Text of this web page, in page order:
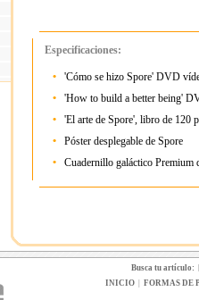
Especificaciones:
•
'Cómo se hizo Spore' DVD
•
'How to build a better being'
•
'El arte de Spore', libro de 120
•
Póster desplegable de Spore
•
Cuadernillo galáctico Premium
Busca tu artículo:
INICIO| FORMAS DE